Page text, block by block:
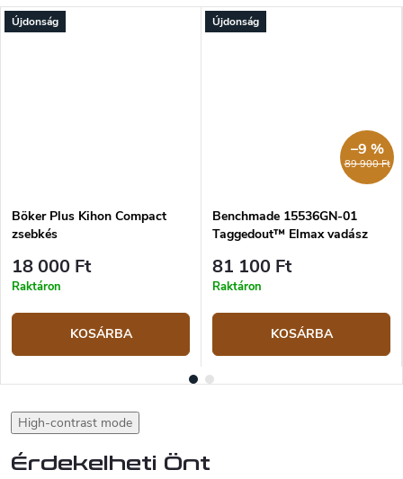
Újdonság
Böker Plus Kihon Compact
zsebkés
18 000 Ft
Raktáron
KOSÁRBA
Újdonság
89 900 Ft
–9 %
Benchmade 15536GN-01
Taggedout™ Elmax vadász
81 100 Ft
Raktáron
KOSÁRBA
High-contrast mode
Érdekelheti Önt